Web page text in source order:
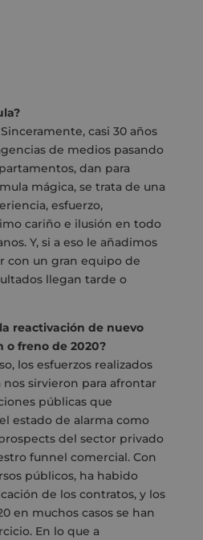
casi 30 años
de medios pasando
dan para
mágica, se trata de una
esfuerzo,
cariño e ilusión en todo
Y, si a eso le añadimos
con un gran equipo de
llegan tarde o
reactivación de nuevo
o freno de 2020?
los esfuerzos realizados
sirvieron para afrontar
públicas que
estado de alarma como
del sector privado
funnel comercial. Con
públicos, ha habido
de los contratos, y los
en muchos casos se han
En lo que a